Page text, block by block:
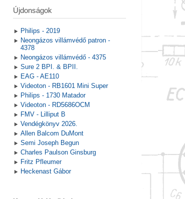
Újdonságok
Philips - 2019
Neongázos villámvédő patron -
4378
Neongázos villámvédő - 4375
Sure 2 BPI. & BPII.
EAG - AE110
Videoton - RB1601 Mini Super
Philips - 1730 Matador
Videoton - RD5686OCM
FMV - Lilliput B
Vendégkönyv 2026.
Allen Balcom DuMont
Semi Joseph Begun
Charles Paulson Ginsburg
Fritz Pfleumer
Heckenast Gábor